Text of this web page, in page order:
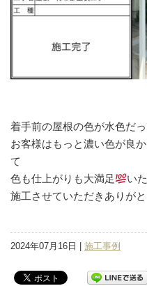
着手前の屋根の色が水色だ
お客様はもっと濃い色が良
て
色も仕上がりも大満足
い
施工させていただきありが
2024年07月16日 | 施工事例